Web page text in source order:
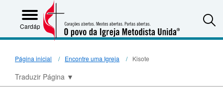
Cardápio
Página inicial Encontre uma Igreja Kisote
Traduzir Página ▼